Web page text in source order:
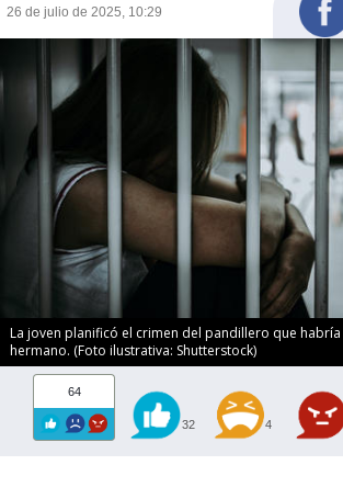
26 de julio de 2025, 10:29
La joven planificó el crimen del pandillero que habría
hermano. (Foto ilustrativa: Shutterstock)
64
32 4